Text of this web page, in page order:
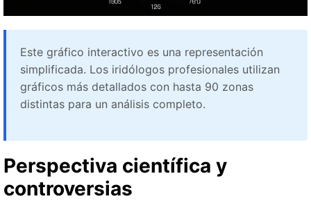
Este gráfico interactivo es una representación
simplificada. Los iridólogos profesionales utilizan
gráficos más detallados con hasta 90 zonas
distintas para un análisis completo.
Perspectiva científica y
controversias